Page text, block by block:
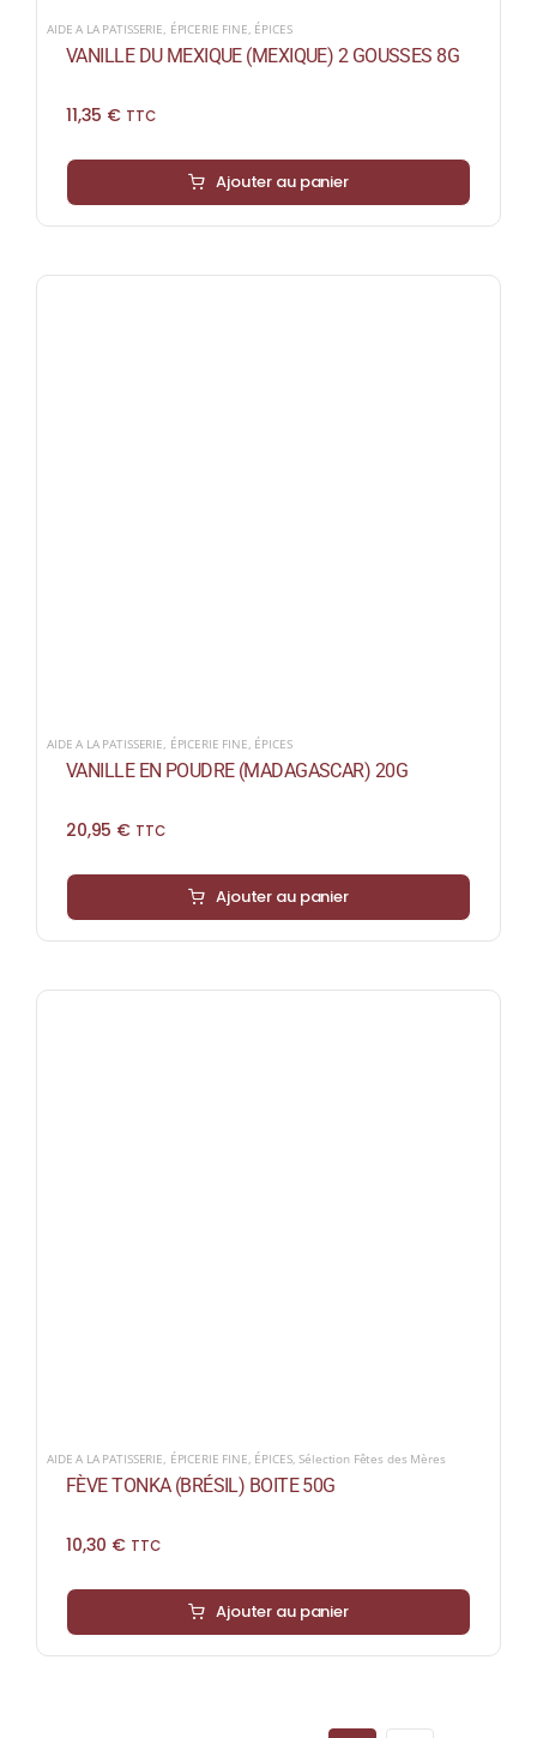
AIDE A LA PATISSERIE ÉPICERIE FINE ÉPICES
VANILLE DU MEXIQUE (MEXIQUE) 2 GOUSSES 8G
11,35 € TTC
Ajouter au panier
AIDE A LA PATISSERIE ÉPICERIE FINE ÉPICES
VANILLE EN POUDRE (MADAGASCAR) 20G
20,95 € TTC
Ajouter au panier
AIDE A LA PATISSERIE ÉPICERIE FINE ÉPICES,Sélection Fêtes des Mères
FÈVE TONKA (BRÉSIL) BOITE 50G
10,30 € TTC
Ajouter au panier